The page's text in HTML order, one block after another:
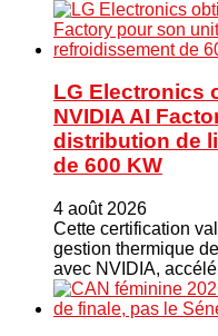
LG Electronics
NVIDIA AI
distribution de
de 600 KW
4 août 2026
Cette certification
gestion thermique
avec NVIDIA,